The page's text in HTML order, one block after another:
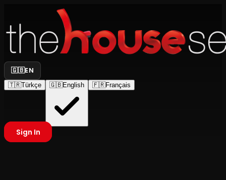
🇬🇧EN
🇹🇷Türkçe 🇬🇧English 🇫🇷Français
Sign In